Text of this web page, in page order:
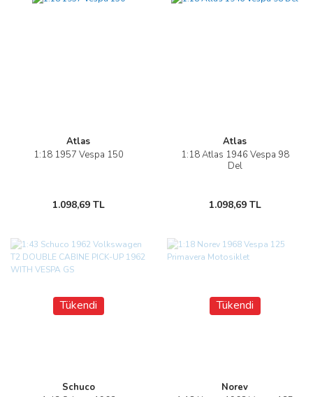
Atlas
1:18 1957 Vespa 150
1.098,69 TL
Atlas
1:18 Atlas 1946 Vespa 98
Del
1.098,69 TL
Tükendi
Schuco
Tükendi
Norev